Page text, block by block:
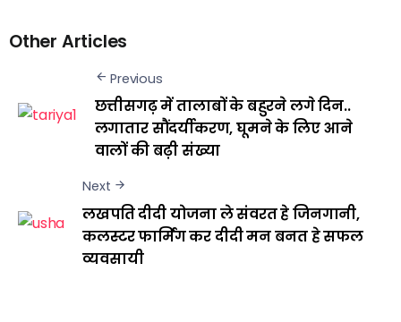
Other Articles
Previous
छत्तीसगढ़ में तालाबों के बहुरने लगे दिन..
लगातार सौंदर्यीकरण, घूमने के लिए आने
वालों की बढ़ी संख्या
Next
लखपति दीदी योजना ले संवरत हे जिनगानी,
कलस्टर फार्मिंग कर दीदी मन बनत हे सफल
व्यवसायी